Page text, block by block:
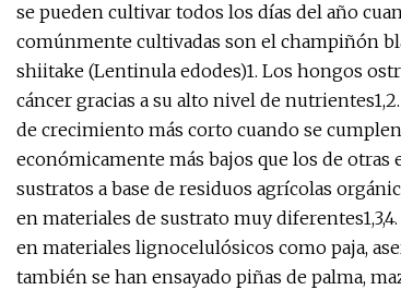
se pueden cultivar todos los días del año
comúnmente cultivadas son el champiñón
shiitake (Lentinula edodes)1. Los hongos
cáncer gracias a su alto nivel de
de crecimiento más corto cuando se
económicamente más bajos que los de
sustratos a base de residuos agrícolas
en materiales de sustrato muy
en materiales lignocelulósicos como paja,
también se han ensayado piñas de palma,